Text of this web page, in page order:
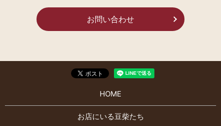
お問い合わせ
HOME
お店にいる豆柴たち